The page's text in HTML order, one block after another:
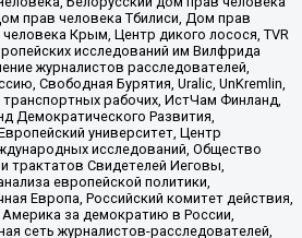
прав человека Тбилиси, Дом прав
Крым, Центр дикого лосося, TVR
исследований им Вилфрида
журналистов расследователей,
Свободная Бурятия, Uralic, UnKremlin,
рабочих, ИстЧам Финланд,
Демократического Развития,
университет, Центр
исследований, Общество
трактатов Свидетелей Иеговы,
европейской политики,
Европа, Российский комитет действия,
за демократию в России,
сеть журналистов-расследователей,